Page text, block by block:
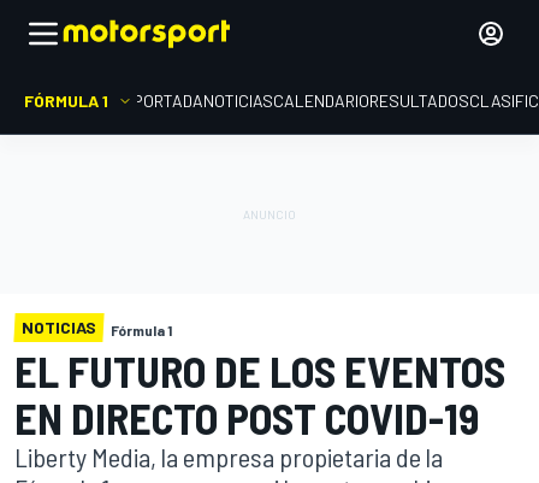
FÓRMULA 1 PORTADANOTICIASCALENDARIORESULTADOS
NOTICIAS Fórmula 1
EL FUTURO DE LOS EVENTOS
EN DIRECTO POST COVID-19
Liberty Media, la empresa propietaria de la